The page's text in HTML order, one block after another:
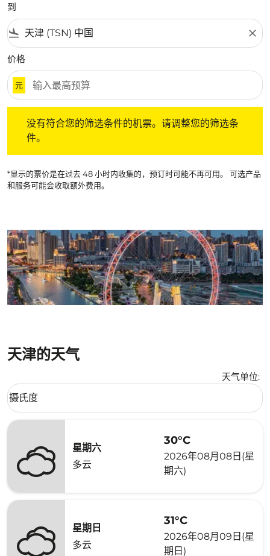
到
flight_land close
价格
元
没有符合您的筛选条件的机票。请调整您的筛选条
件。
*显示的票价是在过去 48 小时内收集的，预订时可能不再可用。 可选产品
和服务可能会收取额外费用。
天津的天气
天气单位:
Weather unit option 摄氏度 Selected
摄氏度
keyboard_arrow_down
星期六
多云
30°C
2026年08月08日(星
期六)
星期日
多云
31°C
2026年08月09日(星
期日)